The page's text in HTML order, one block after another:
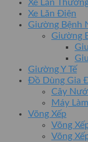
Xe Lăn
Xe Lăn Điện
Giường Bệnh
Giường
Giường Y Tế
Đồ Dùng Gia
Cây
Máy
Võng Xếp
Võng
Võng